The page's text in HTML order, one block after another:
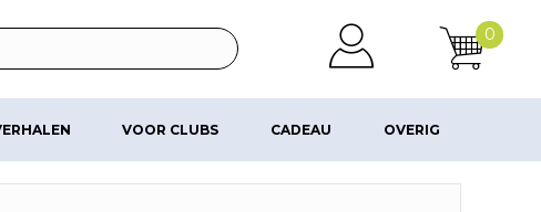
0
VOOR CLUBS CADEAU OVERIG